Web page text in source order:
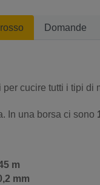
Domande
per cucire tutti i tipi di
In una borsa ci sono
m
mm